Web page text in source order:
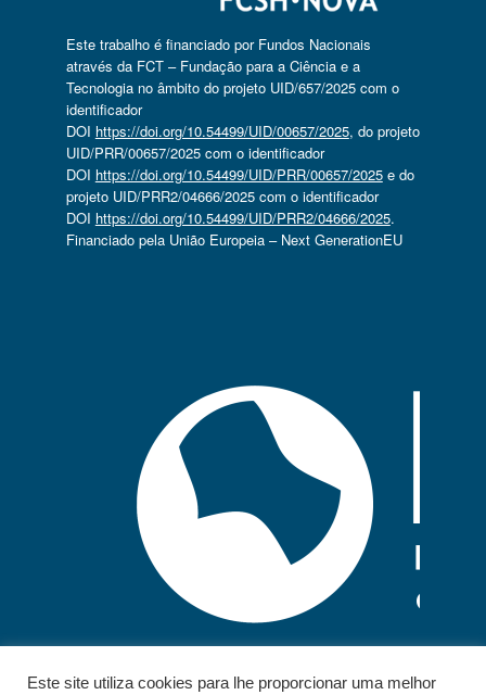
Este trabalho é financiado por Fundos Nacionais
através da FCT – Fundação para a Ciência e a
Tecnologia no âmbito do projeto UID/657/2025 com o
identificador
DOI https://doi.org/10.54499/UID/00657/2025, do projeto
UID/PRR/00657/2025 com o identificador
DOI https://doi.org/10.54499/UID/PRR/00657/2025e do
projeto UID/PRR2/04666/2025 com o identificador
DOI https://doi.org/10.54499/UID/PRR2/04666/2025.
Financiado pela União Europeia – Next GenerationEU
Este site utiliza cookies para lhe proporcionar uma melhor